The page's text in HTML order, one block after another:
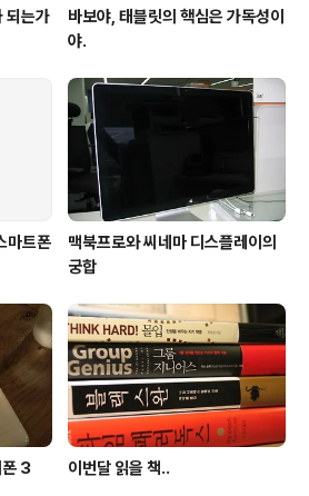
되는가
바보야, 태블릿의 핵심은 가독성이
야.
마트폰
맥북프로와 씨네마 디스플레이의
궁합
폰 3
이번달 읽을 책..